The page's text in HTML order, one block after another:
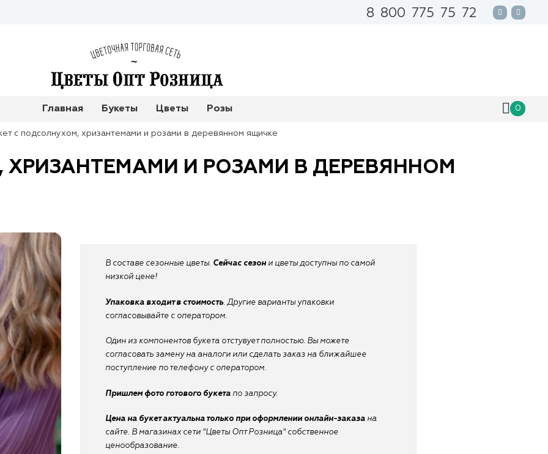
8 800 775 75 72
Главная Букеты Цветы Розы 0
с подсолнухом, хризантемами и розами в деревянном ящичке
ХРИЗАНТЕМАМИ И РОЗАМИ В ДЕРЕВЯННОМ
В составе сезонные цветы. Сейчас сезони цветы доступны по самой
низкой цене!
Упаковка входит в стоимость. Другие варианты упаковки
согласовывайте с оператором.
Один из компонентов букета отстувует полностью. Вы можете
согласовать замену на аналоги или сделать заказ на ближайшее
поступление по телефону с оператором.
Пришлем фото готового букета по запросу.
Цена на букет актуальна только при оформлении онлайн-заказа на
сайте. В магазинах сети "Цветы Опт Розница" собственное
ценообразование.